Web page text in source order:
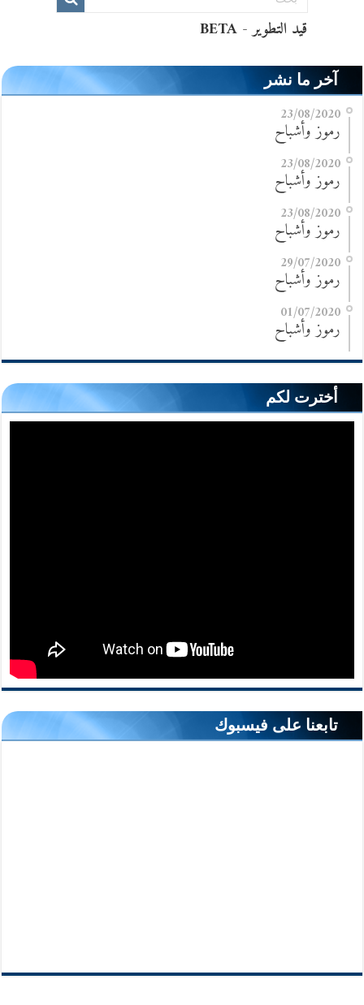
آخر ما نشر
23/08/2020
رموز وأشباح
23/08/2020
رموز وأشباح
23/08/2020
رموز وأشباح
29/07/2020
رموز وأشباح
01/07/2020
رموز وأشباح
أخترت لكم
تابعنا على فيسبوك